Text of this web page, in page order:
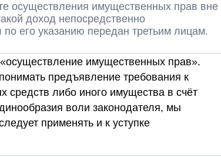
осуществления имущественных прав вне
доход непосредственно
его указанию передан третьим лицам.
имущественных прав».
предъявление требования к
средств либо иного имущества в счёт
воли законодателя, мы
применять и к уступке